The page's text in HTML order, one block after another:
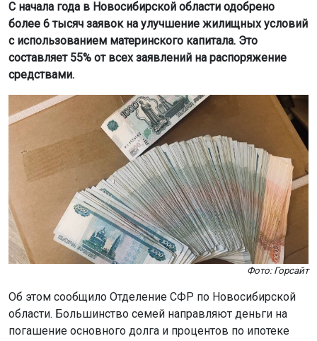
С начала года в Новосибирской области одобрено
более 6 тысяч заявок на улучшение жилищных условий
с использованием материнского капитала. Это
составляет 55% от всех заявлений на распоряжение
средствами.
Фото: Горсайт
Об этом сообщило Отделение СФР по Новосибирской
области. Большинство семей направляют деньги на
погашение основного долга и процентов по ипотеке